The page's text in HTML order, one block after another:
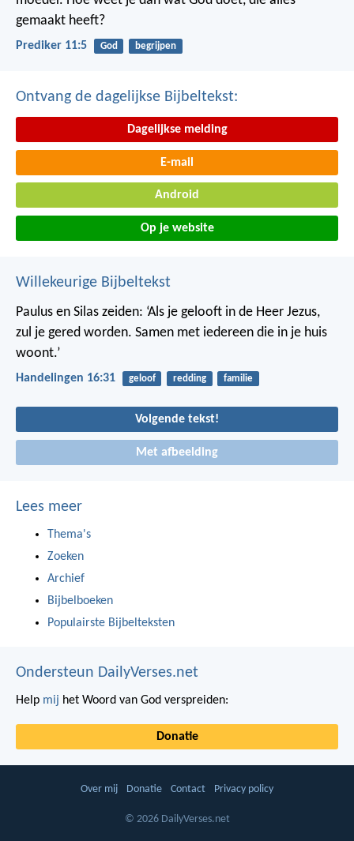
gemaakt heeft?
Prediker 11:5 God begrijpen
Ontvang de dagelijkse Bijbeltekst:
Dagelijkse melding
E-mail
Android
Op je website
Willekeurige Bijbeltekst
Paulus en Silas zeiden: ‘Als je gelooft in de Heer Jezus,
zul je gered worden. Samen met iedereen die in je huis
woont.’
Handelingen 16:31 geloof redding familie
Volgende tekst!
Met afbeelding
Lees meer
Thema's
Zoeken
Archief
Bijbelboeken
Populairste Bijbelteksten
Ondersteun DailyVerses.net
Help mij het Woord van God verspreiden:
Donatie
Over mij Donatie Contact Privacy policy
© 2026 DailyVerses.net